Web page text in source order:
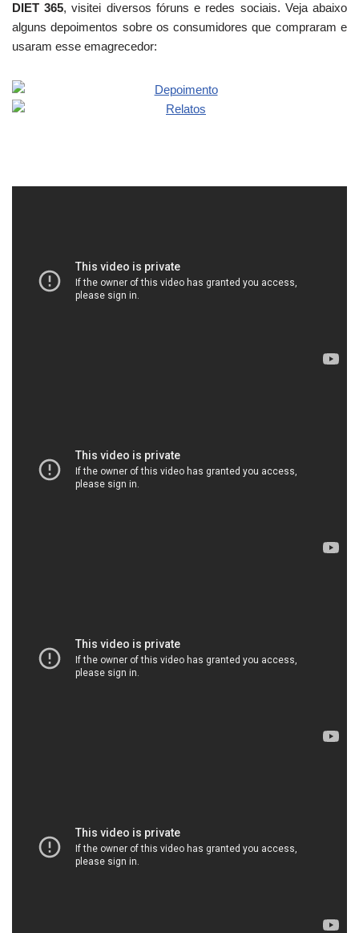
DIET 365, visitei diversos fóruns e redes sociais. Veja abaixo
alguns depoimentos sobre os consumidores que compraram e
usaram esse emagrecedor: